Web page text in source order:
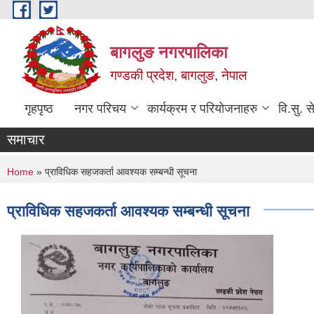
Skip to main content
बागलुङ नगरपालिका
गण्डकी प्रदेश, बागलुङ, नेपाल
गृहपृष्ठ नगर परिचय कार्यक्रम र परियोजनाहरु वि.सु.
समाचार
You are here
Home » प्राविधिक सहजकर्ता आवश्यक सम्बन्धी सूचना
प्राविधिक सहजकर्ता आवश्यक सम्बन्धी सूचना